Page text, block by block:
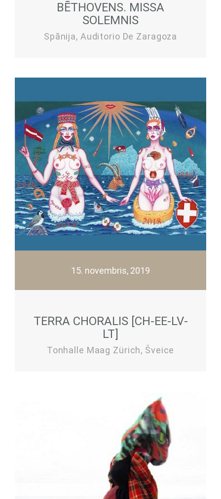
BĒTHOVENS. MISSA
SOLEMNIS
Spānija, Auditorio De Zaragoza
15. novembris, 2019
TERRA CHORALIS [CH-EE-LV-
LT]
Tonhalle Maag Zürich, Šveice